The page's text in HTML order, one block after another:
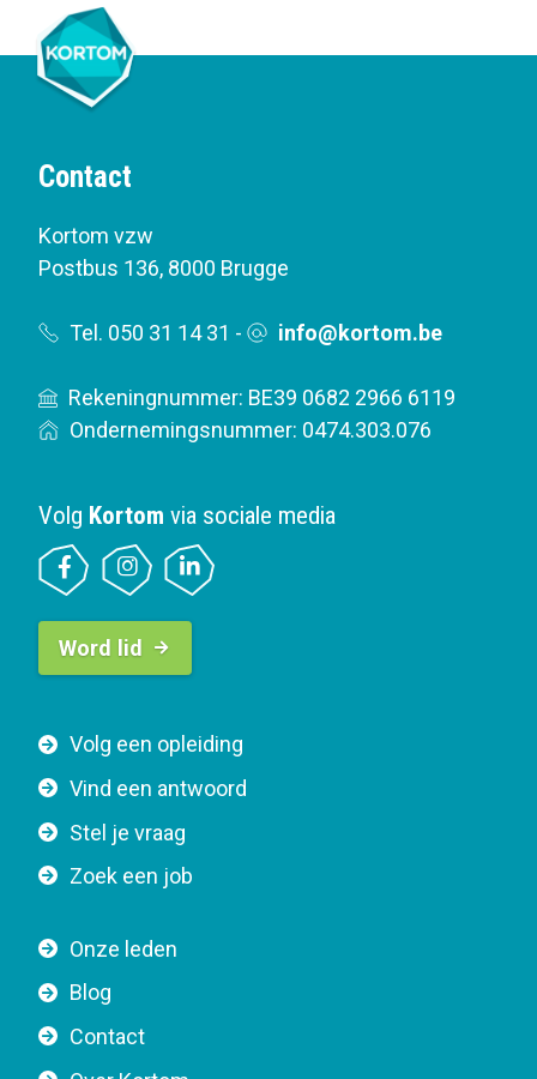
Contact
Kortom vzw
Postbus 136, 8000 Brugge
Tel. 050 31 14 31 - info@kortom.be
Rekeningnummer: BE39 0682 2966 6119
Ondernemingsnummer: 0474.303.076
F
o
t
e
a
v
i
Volg een opleiding
Vind een antwoord
Stel je vraag
Zoek een job
Onze leden
Blog
Contact
Volg Kortom via sociale media
B
t
o
n
a
v
g
t
i
o
Word lid